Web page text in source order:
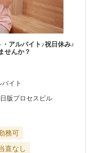
・アルバイト♪祝日休み♪
せんか？
イト
版プロセスビル
務可
直なし